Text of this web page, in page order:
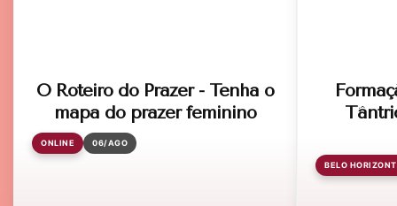
O Roteiro do Prazer - Tenha o
mapa do prazer feminino
ONLINE 06/AGO
BELO